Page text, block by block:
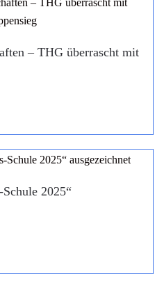
– THG überrascht mit
2025“